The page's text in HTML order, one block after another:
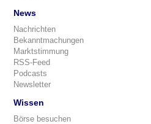
News
Nachrichten
Bekanntmachungen
Marktstimmung
RSS-Feed
Podcasts
Newsletter
Wissen
Börse besuchen